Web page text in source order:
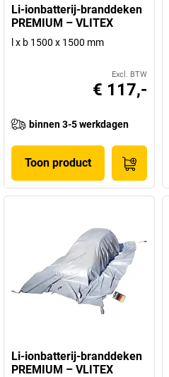
Li-ionbatterij-branddeken
PREMIUM – VLITEX
l x b 1500 x 1500 mm
Excl. BTW
€ 117,-
binnen 3-5 werkdagen
Toon product
Li-ionbatterij-branddeken
PREMIUM – VLITEX